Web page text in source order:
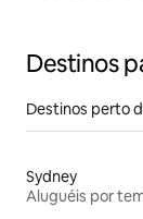
Destinos
Destinos perto
Sydney
Aluguéis por